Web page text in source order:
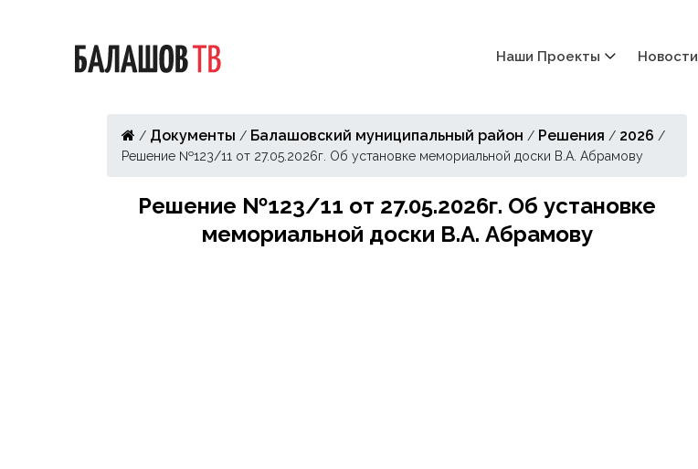
Наши Проекты Новости
/ Документы / Балашовский муниципальный район / Решения / 2026 /
Решение №123/11 от 27.05.2026г. Об установке мемориальной доски В.А. Абрамову
Решение №123/11 от 27.05.2026г. Об установке
мемориальной доски В.А. Абрамову